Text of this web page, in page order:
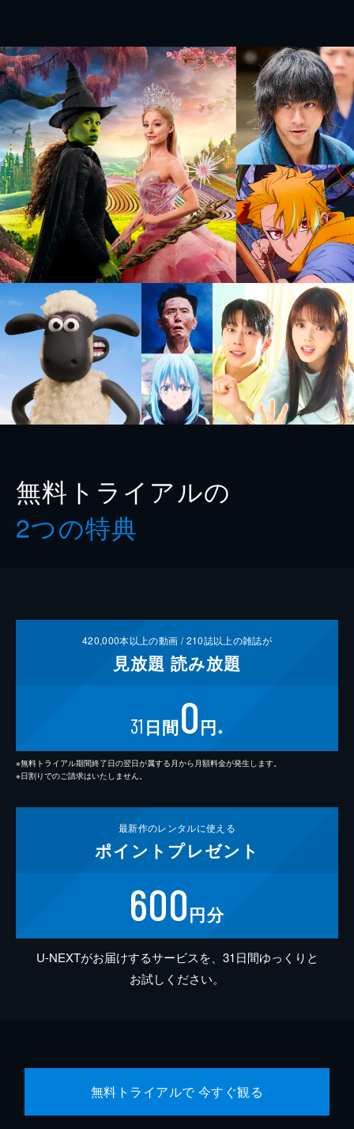
無料トライアルの
2つの特典
420,000本以上の動画 /210誌以上の雑誌が
見放題 読み放題
31 日間0円 ※
※無料トライアル期間終了日の翌日が属する月から月額料金が発生します。
※日割りでのご請求はいたしません。
最新作のレンタルに使える
ポイント プレゼント
600円分
U-NEXTがお届けするサービスを、31日間ゆっくりと
お試しください。
無料トライアルで 今すぐ観る